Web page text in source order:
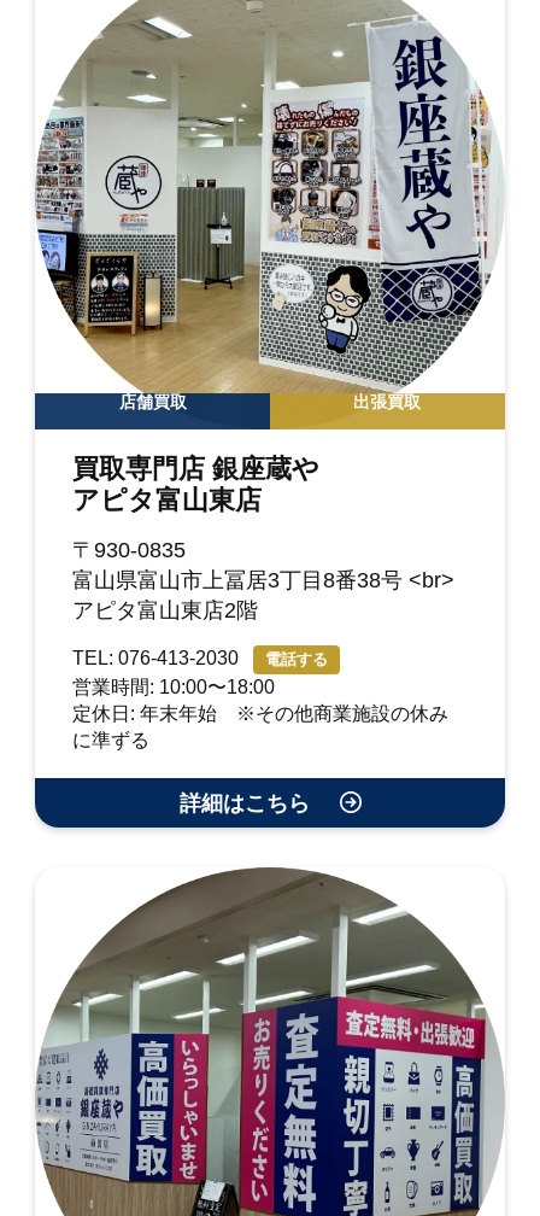
店舗買取 出張買取
買取専門店 銀座蔵や
アピタ富山東店
〒930-0835
富山県富山市上冨居3丁目8番38号 <br>
アピタ富山東店2階
TEL: 076-413-2030 電話する
営業時間: 10:00〜18:00
定休日: 年末年始 ※その他商業施設の休み
に準ずる
詳細はこちら